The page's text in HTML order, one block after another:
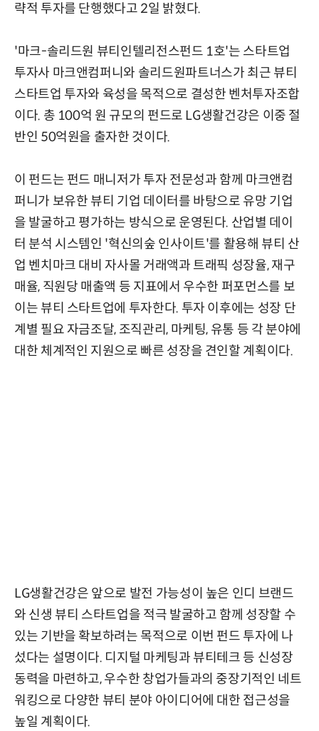
략적 투자를 단행했다고 2일 밝혔다.
'마크-솔리드원 뷰티인텔리전스펀드 1호'는 스타트업
투자사 마크앤컴퍼니와 솔리드원파트너스가 최근 뷰티
스타트업 투자와 육성을 목적으로 결성한 벤처투자조합
이다. 총 100억 원 규모의 펀드로 LG생활건강은 이중 절
반인 50억원을 출자한 것이다.
이 펀드는 펀드 매니저가 투자 전문성과 함께 마크앤컴
퍼니가 보유한 뷰티 기업 데이터를 바탕으로 유망 기업
을 발굴하고 평가하는 방식으로 운영된다. 산업별 데이
터 분석 시스템인 '혁신의숲 인사이트'를 활용해 뷰티 산
업 벤치마크 대비 자사몰 거래액과 트래픽 성장율, 재구
매율, 직원당 매출액 등 지표에서 우수한 퍼포먼스를 보
이는 뷰티 스타트업에 투자한다. 투자 이후에는 성장 단
계별 필요 자금조달, 조직관리, 마케팅, 유통 등 각 분야에
대한 체계적인 지원으로 빠른 성장을 견인할 계획이다.
LG생활건강은 앞으로 발전 가능성이 높은 인디 브랜드
와 신생 뷰티 스타트업을 적극 발굴하고 함께 성장할 수
있는 기반을 확보하려는 목적으로 이번 펀드 투자에 나
섰다는 설명이다. 디지털 마케팅과 뷰티테크 등 신성장
동력을 마련하고, 우수한 창업가들과의 중장기적인 네트
워킹으로 다양한 뷰티 분야 아이디어에 대한 접근성을
높일 계획이다.